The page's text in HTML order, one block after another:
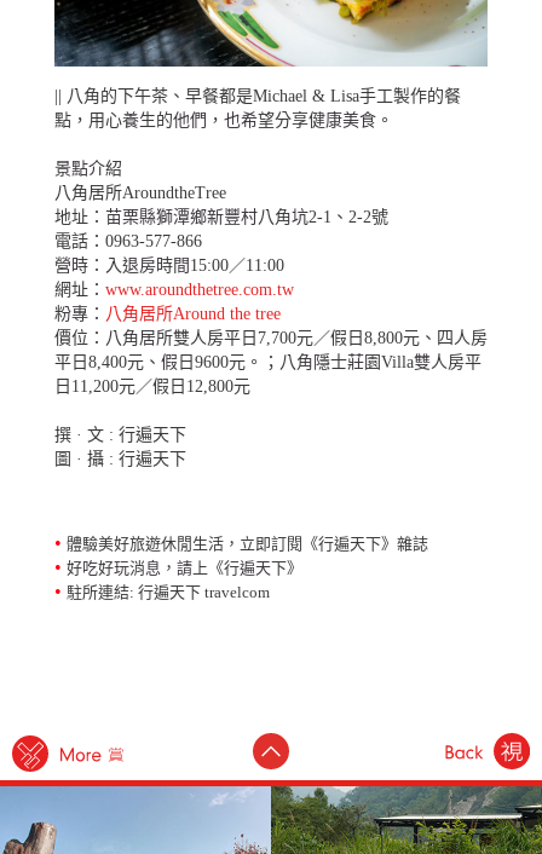
|| 八角的下午茶、早餐都是Michael & Lisa手工製作的餐
點，用心養生的他們，也希望分享健康美食。
景點介紹
八角居所AroundtheTree
地址：苗栗縣獅潭鄉新豐村八角坑2-1、2-2號
電話：0963-577-866
營時：入退房時間15:00／11:00
網址： www.aroundthetree.com.tw
粉專： 八角居所Around the tree
價位：八角居所雙人房平日7,700元／假日8,800元、四人房
平日8,400元、假日9600元。；八角隱士莊園Villa雙人房平
日11,200元／假日12,800元
撰 · 文 : 行遍天下
圖 · 攝 : 行遍天下
• 體驗美好旅遊休閒生活，立即訂閱《行遍天下》雜誌
• 好吃好玩消息，請上《行遍天下》
• 駐所連結: 行遍天下 travelcom